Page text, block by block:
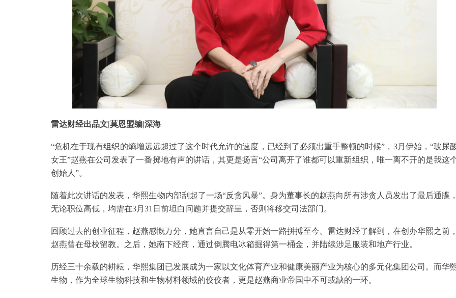
雷达财经出品文|莫恩盟编|深海
“危机在于现有组织的熵增远远超过了这个时代允许的速度，已经到了必须出重手整顿的时候”，3月伊始，“玻尿
女王”赵燕在公司发表了一番掷地有声的讲话，其更是扬言“公司离开了谁都可以重新组织，唯一离不开的是我这
创始人”。
随着此次讲话的发表，华熙生物内部刮起了一场“反贪风暴”。身为董事长的赵燕向所有涉贪人员发出了最后通牒，
无论职位高低，均需在3月31日前坦白问题并提交辞呈，否则将移交司法部门。
回顾过去的创业征程，赵燕感慨万分，她直言自己是从零开始一路拼搏至今。雷达财经了解到，在创办华熙之前，
赵燕曾在母校留教。之后，她南下经商，通过倒腾电冰箱掘得第一桶金，并陆续涉足服装和地产行业。
历经三十余载的耕耘，华熙集团已发展成为一家以文化体育产业和健康美丽产业为核心的多元化集团公司。而华
生物，作为全球生物科技和生物材料领域的佼佼者，更是赵燕商业帝国中不可或缺的一环。